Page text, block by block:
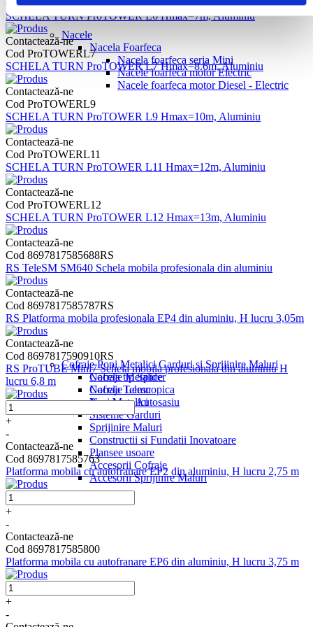
Nacele
Nacela Foarfeca
Nacela foarfeca seria Mini
Nacele foarfeca motor Electric
Nacele foarfeca motor Diesel - Electric
Nacela tip Spider
Nacela Telescopica
Nacela pe Autosasiu
Cofraje Popi Metalici Garduri si Sprijinire Maluri
Cofraje Metalice
Cofraje Lemn
Popi Metalici
Sisteme Garduri
Sprijinire Maluri
Constructii si Fundatii Inovatoare
Plansee usoare
Accesorii Cofraje
Accesorii Sprijinire Maluri
Cod ProTOWERL6
SCHELA TURN ProTOWER L6 Hmax=7m, Aluminiu
Contactează-ne
Cod ProTOWERL7
SCHELA TURN ProTOWER L7 Hmax=8.6m, Aluminiu
Contactează-ne
Cod ProTOWERL9
SCHELA TURN ProTOWER L9 Hmax=10m, Aluminiu
Contactează-ne
Cod ProTOWERL11
SCHELA TURN ProTOWER L11 Hmax=12m, Aluminiu
Contactează-ne
Cod ProTOWERL12
SCHELA TURN ProTOWER L12 Hmax=13m, Aluminiu
Contactează-ne
Cod 8697817585688RS
RS TeleSM SM640 Schela mobila profesionala din aluminiu
Contactează-ne
Cod 8697817585787RS
RS Platforma mobila profesionala EP4 din aluminiu, H lucru 3,05m
Contactează-ne
Cod 8697817590910RS
RS ProTUBE Mini7 Schela mobila profesionala din aluminiu H
lucru 6,8 m
+
-
Contactează-ne
Cod 8697817585763
Platforma mobila cu autofranare EP2 din aluminiu, H lucru 2,75 m
+
-
Contactează-ne
Cod 8697817585800
Platforma mobila cu autofranare EP6 din aluminiu, H lucru 3,75 m
+
-